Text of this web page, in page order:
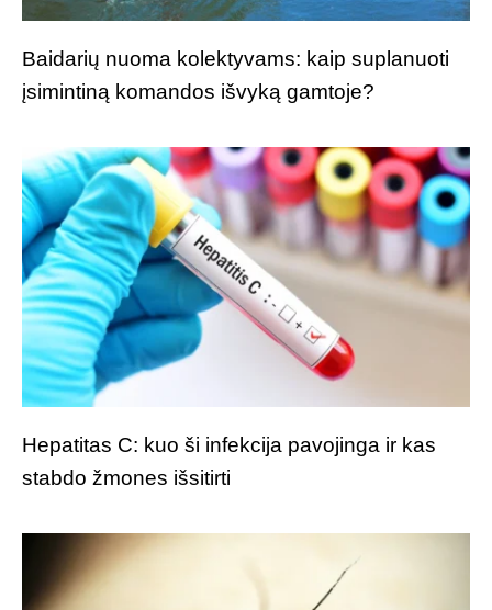
Baidarių nuoma kolektyvams: kaip suplanuoti
įsimintiną komandos išvyką gamtoje?
Hepatitas C: kuo ši infekcija pavojinga ir kas
stabdo žmones išsitirti